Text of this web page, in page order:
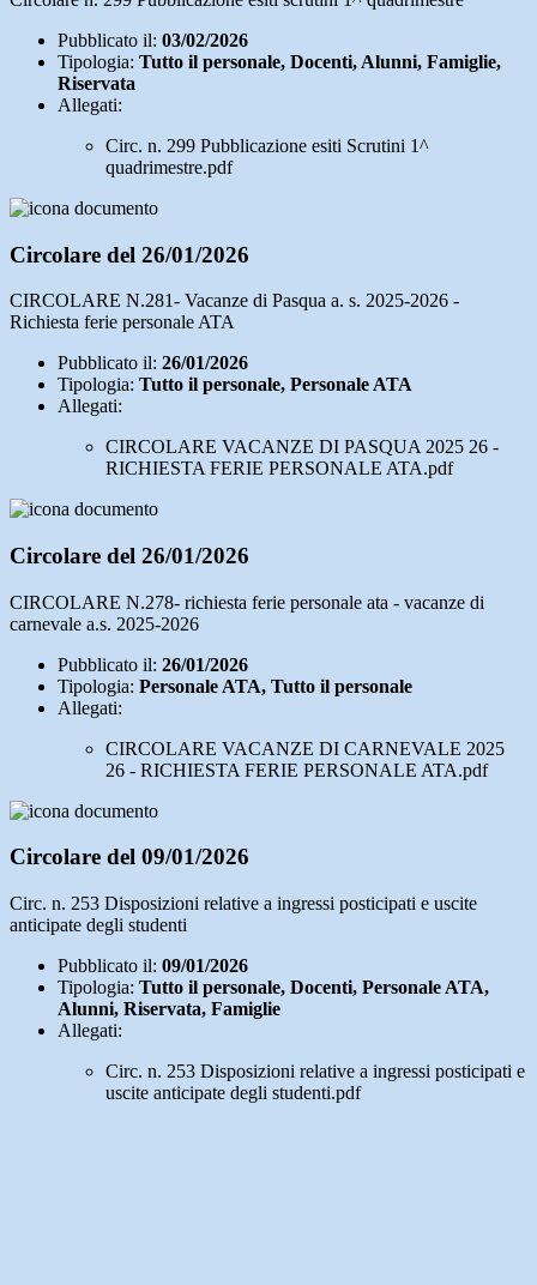
Pubblicato il: 03/02/2026
Tipologia: Tutto il personale, Docenti, Alunni, Famiglie,
Riservata
Allegati:
Circ. n. 299 Pubblicazione esiti Scrutini 1^
quadrimestre.pdf
Circolare del 26/01/2026
CIRCOLARE N.281- Vacanze di Pasqua a. s. 2025-2026 -
Richiesta ferie personale ATA
Pubblicato il: 26/01/2026
Tipologia: Tutto il personale, Personale ATA
Allegati:
CIRCOLARE VACANZE DI PASQUA 2025 26 -
RICHIESTA FERIE PERSONALE ATA.pdf
Circolare del 26/01/2026
CIRCOLARE N.278- richiesta ferie personale ata - vacanze di
carnevale a.s. 2025-2026
Pubblicato il: 26/01/2026
Tipologia: Personale ATA, Tutto il personale
Allegati:
CIRCOLARE VACANZE DI CARNEVALE 2025
26 - RICHIESTA FERIE PERSONALE ATA.pdf
Circolare del 09/01/2026
Circ. n. 253 Disposizioni relative a ingressi posticipati e uscite
anticipate degli studenti
Pubblicato il: 09/01/2026
Tipologia: Tutto il personale, Docenti, Personale ATA,
Alunni, Riservata, Famiglie
Allegati:
Circ. n. 253 Disposizioni relative a ingressi posticipati e
uscite anticipate degli studenti.pdf